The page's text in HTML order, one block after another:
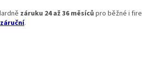
záruku 24 až 36 měsíců pro běžné i
.